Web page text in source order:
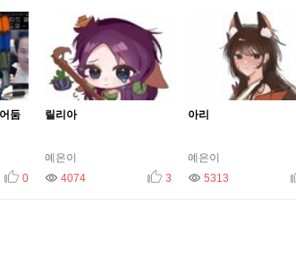
둠
0
릴리아
예은이
조회
4074 3
아리
예은이
조회
5313